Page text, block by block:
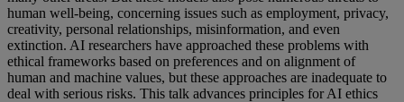
human well-being, concerning issues such as employment, privacy,
creativity, personal relationships, misinformation, and even
extinction. AI researchers have approached these problems with
ethical frameworks based on preferences and on alignment of
human and machine values, but these approaches are inadequate to
deal with serious risks. This talk advances principles for AI ethics